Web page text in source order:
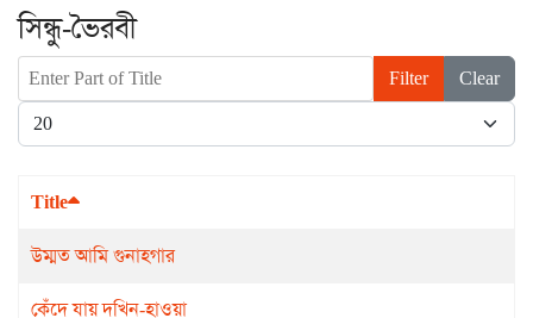
সিন্ধু-ভৈরবী
Enter Part of Title Filter
Clear
Display #
Title
উম্মত আমি গুনাহগার
কেঁদে যায় দখিন-হাওয়া